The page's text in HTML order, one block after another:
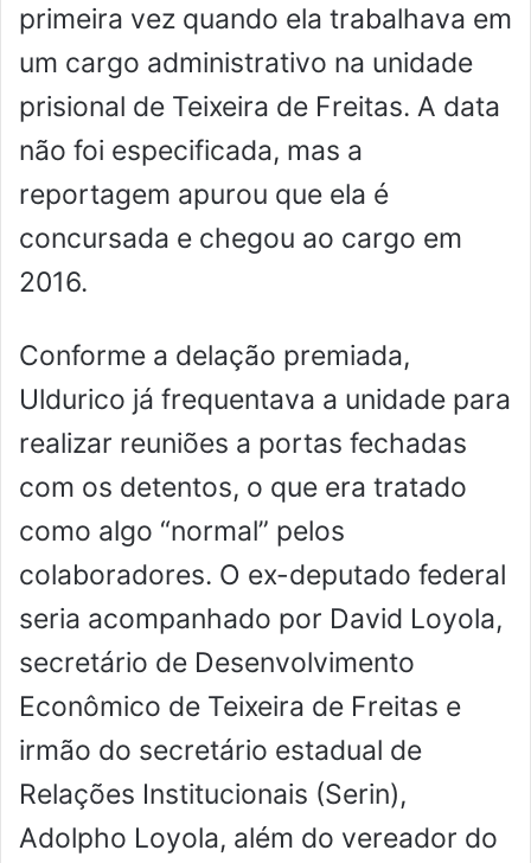
primeira vez quando ela trabalhava em
um cargo administrativo na unidade
prisional de Teixeira de Freitas. A data
não foi especificada, mas a
reportagem apurou que ela é
concursada e chegou ao cargo em
2016.
Conforme a delação premiada,
Uldurico já frequentava a unidade para
realizar reuniões a portas fechadas
com os detentos, o que era tratado
como algo “normal” pelos
colaboradores. O ex-deputado federal
seria acompanhado por David Loyola,
secretário de Desenvolvimento
Econômico de Teixeira de Freitas e
irmão do secretário estadual de
Relações Institucionais (Serin),
Adolpho Loyola, além do vereador do